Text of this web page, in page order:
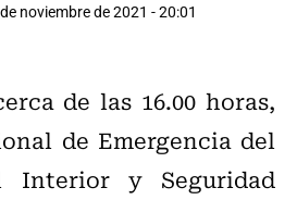
noviembre de 2021 - 20:01
de las 16.00 horas,
de Emergencia del
Interior y Seguridad